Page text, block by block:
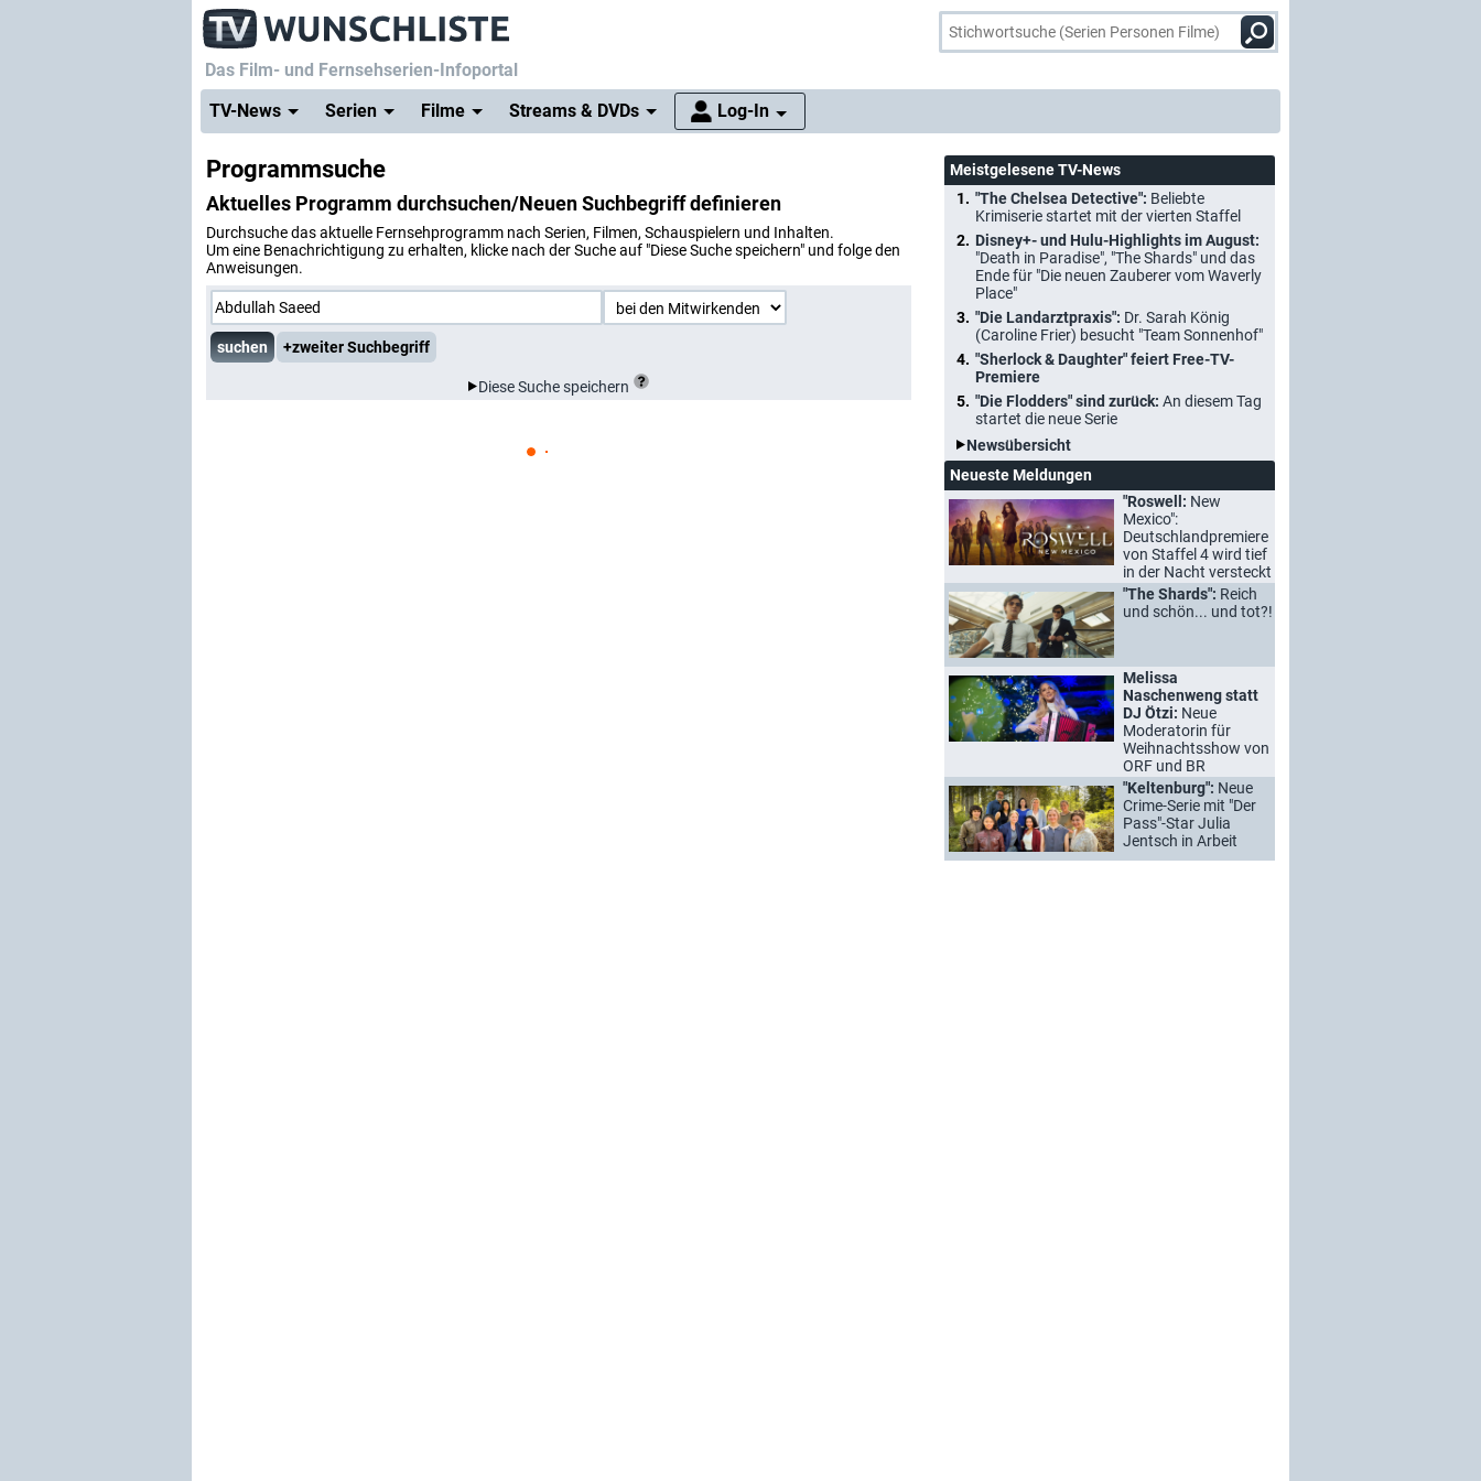
Das Film- und Fernsehserien-Infoportal
TV-News
Serien Filme Streams & DVDs Log-In
Programmsuche
Aktuelles Programm durchsuchen/Neuen Suchbegriff definieren
Durchsuche das aktuelle Fernsehprogramm nach Serien, Filmen, Schauspielern und Inhalten.
Um eine Benachrichtigung zu erhalten, klicke nach der Suche auf "Diese Suche speichern" und folge den
Anweisungen.
+zweiter Suchbegriff
Diese Suche speichern
Meistgelesene TV-News
"The Chelsea Detective": Beliebte
Krimiserie startet mit der vierten Staffel
Disney+- und Hulu-Highlights im August:
"Death in Paradise", "The Shards" und das
Ende für "Die neuen Zauberer vom Waverly
Place"
"Die Landarztpraxis": Dr. Sarah König
(Caroline Frier) besucht "Team Sonnenhof"
"Sherlock & Daughter" feiert Free-TV-
Premiere
"Die Flodders" sind zurück: An diesem Tag
startet die neue Serie
Newsübersicht
Neueste Meldungen
"Roswell: New
Mexico":
Deutschlandpremiere
von Staffel 4 wird tief
in der Nacht versteckt
"The Shards": Reich
und schön... und tot?!
Melissa
Naschenweng statt
DJ Ötzi: Neue
Moderatorin für
Weihnachtsshow von
ORF und BR
"Keltenburg": Neue
Crime-Serie mit "Der
Pass"-Star Julia
Jentsch in Arbeit